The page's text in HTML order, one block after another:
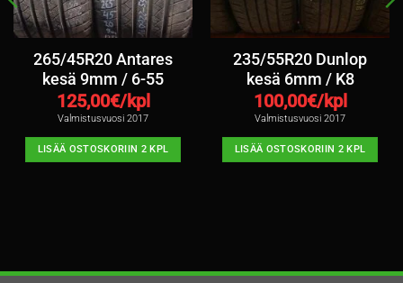
265/45R20 Antares
kesä 9mm / 6-55
125,00€/kpl
Valmistusvuosi 2017
LISÄÄ OSTOSKORIIN 2 KPL
235/55R20 Dunlop
kesä 6mm / K8
100,00€/kpl
Valmistusvuosi 2017
LISÄÄ OSTOSKORIIN 2 KPL